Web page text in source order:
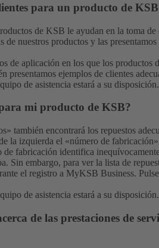
para un producto de
de KSB le ayudan en la toma de
nuestros productos y las
de aplicación en los que los productos
presentamos ejemplos de clientes
de asistencia estará a su disposición.
mi producto de KSB?
» también encontrará los repuestos
la izquierda el «número de
fabricación identifica
Sin embargo, para ver la lista de
el registro a MyKSB Business. Pulse
de asistencia estará a su disposición.
de las prestaciones de